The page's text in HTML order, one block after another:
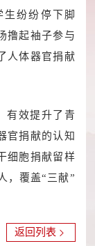
生纷纷停下脚
撸起袖子参与
人体器官捐献
有效提升了青
官捐献的认知
细胞捐献留样
，覆盖“三献”
返回列表